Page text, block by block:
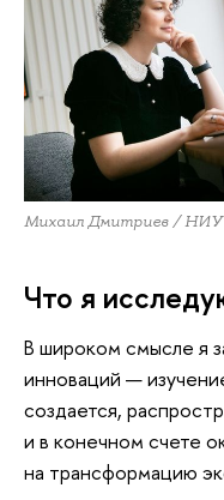
Михаил Дмитриев /
Что я
В широком смысле я
инноваций —
создается,
и в конечном счете
на трансформацию